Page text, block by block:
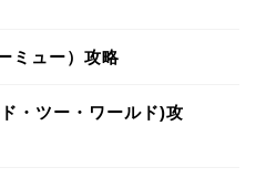
ミュー）攻略
・ツー・ワールド)攻